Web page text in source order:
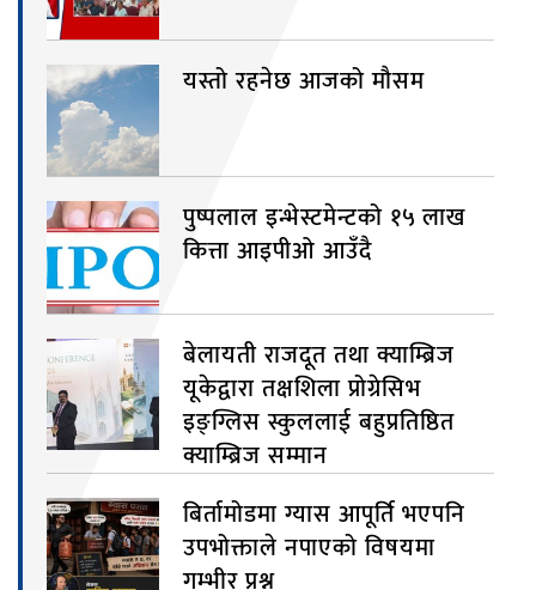
यस्तो रहनेछ आजको मौसम
पुष्पलाल इन्भेस्टमेन्टको १५ लाख
कित्ता आइपीओ आउँदै
बेलायती राजदूत तथा क्याम्ब्रिज
यूकेद्वारा तक्षशिला प्रोग्रेसिभ
इङ्ग्लिस स्कुललाई बहुप्रतिष्ठित
क्याम्ब्रिज सम्मान
बिर्तामोडमा ग्यास आपूर्ति भएपनि
उपभोक्ताले नपाएको विषयमा
गम्भीर प्रश्न